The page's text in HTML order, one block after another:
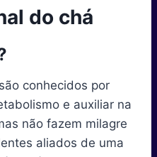
do chá
conhecidos por
e auxiliar na
não fazem milagre
aliados de uma